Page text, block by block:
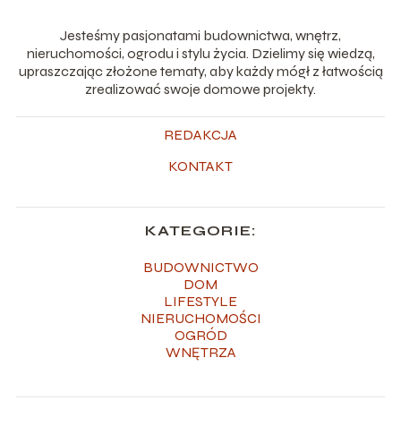
Jesteśmy pasjonatami budownictwa, wnętrz,
nieruchomości, ogrodu i stylu życia. Dzielimy się wiedzą,
upraszczając złożone tematy, aby każdy mógł z łatwością
zrealizować swoje domowe projekty.
REDAKCJA
KONTAKT
KATEGORIE:
BUDOWNICTWO
DOM
LIFESTYLE
NIERUCHOMOŚCI
OGRÓD
WNĘTRZA